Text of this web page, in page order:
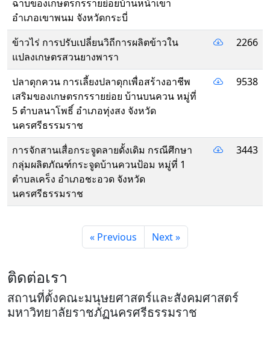
ฉาบของเกษตรกรรายย่อยบ้านหน้าเขา
อําเภอเขาพนม จังหวัดกระบี่
ข้าวไร่ การปรับเปลี่ยนวิถีการผลิตข้าวใน
แปลงเกษตรสวนยางพารา
2266
ปลาดุกควน การเลี้ยงปลาดุกเพื่อสร้างอาชีพ
เสริมของเกษตรกรรายย่อย บ้านบนควน หมู่ที่
5 ตำบลนาโพธิ์ อำเภอทุ่งสง จังหวัด
นครศรีธรรมราช
9538
การจักสานเสื่อกระจูดลายดั้งเดิม กรณีศึกษา
กลุ่มผลิตภัณฑ์กระจูดบ้านควนป้อม หมู่ที่ 1
ตําบลเคร็ง อําเภอชะอวด จังหวัด
นครศรีธรรมราช
3443
« Previous Next »
ติดต่อเรา
สถานที่ตั้งคณะมนุษยศาสตร์และสังคมศาสตร์
มหาวิทยาลัยราชภัฏนครศรีธรรมราช